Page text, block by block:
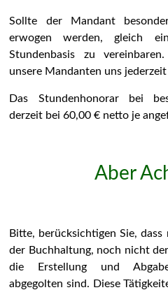
Sollte der Mandant
erwogen werden, gleich
Stundenbasis zu
unsere Mandanten uns
Das Stundenhonorar bei
derzeit bei 60,00 € netto je
Aber
Bitte, berücksichtigen Sie,
der Buchhaltung, noch nicht
die Erstellung und
abgegolten sind. Diese